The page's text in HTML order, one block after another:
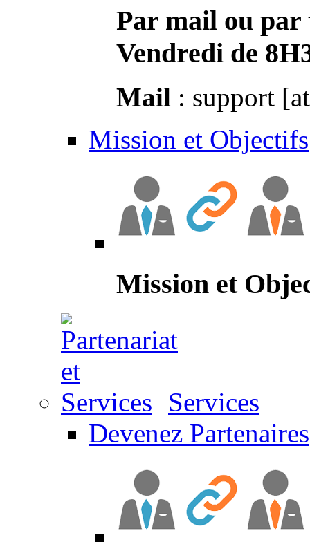
Par mail ou par
Vendredi de
Mail : support
Mission et Objectifs
Mission et
Services
Devenez Partenaires